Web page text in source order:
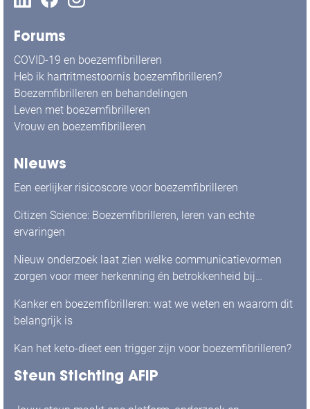
Forums
COVID-19 en boezemfibrilleren
Heb ik hartritmestoornis boezemfibrilleren?
Boezemfibrilleren en behandelingen
Leven met boezemfibrilleren
Vrouw en boezemfibrilleren
Nieuws
Een eerlijker risicoscore voor boezemfibrilleren
Citizen Science: Boezemfibrilleren, leren van echte
ervaringen
Nieuw onderzoek laat zien welke communicatievormen
zorgen voor meer herkenning én betrokkenheid bij
Kanker en boezemfibrilleren: wat we weten en waarom dit
belangrijk is
Kan het keto-dieet een trigger zijn voor boezemfibrilleren?
Steun Stichting AFIP